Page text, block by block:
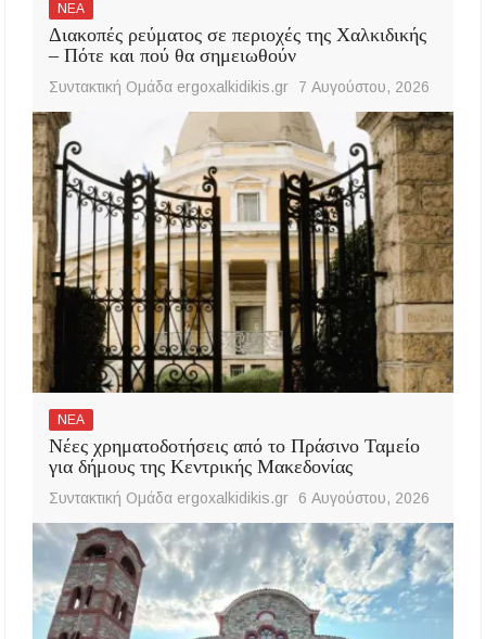
ΝΕΑ
Διακοπές ρεύματος σε περιοχές της Χαλκιδικής
– Πότε και πού θα σημειωθούν
Συντακτική Ομάδα ergoxalkidikis.gr 7 Αυγούστου, 2026
ΝΕΑ
Νέες χρηματοδοτήσεις από το Πράσινο Ταμείο
για δήμους της Κεντρικής Μακεδονίας
Συντακτική Ομάδα ergoxalkidikis.gr 6 Αυγούστου, 2026